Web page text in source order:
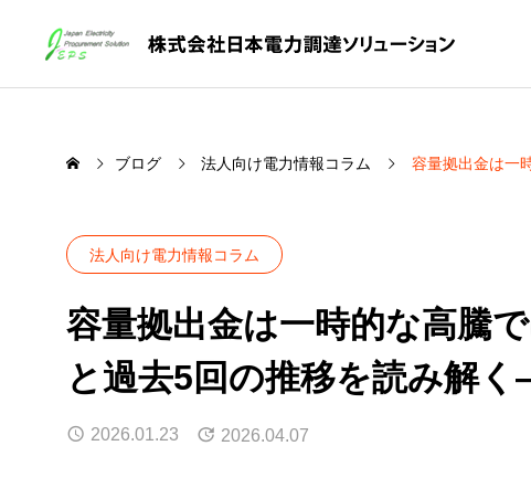
ブログ 法人向け電力情報コラム 容量拠出金は一
法人向け電力情報コラム
容量拠出金は一時的な高騰
と過去5回の推移を読み解
2026.01.23 2026.04.07